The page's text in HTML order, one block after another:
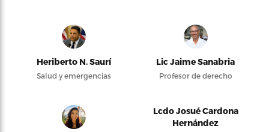
Heriberto N. Saurí
Salud y emergencias
Lic Jaime Sanabria
Profesor de derecho
Lcdo Josué Cardona
Hernández